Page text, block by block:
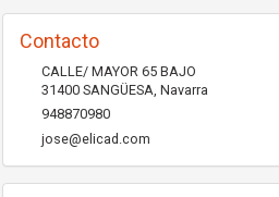
Contacto
CALLE/ MAYOR 65 BAJO
31400 SANGÜESA Navarra
948870980
jose@elicad.com